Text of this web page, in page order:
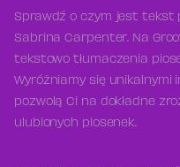
Sprawdź o czym jest tekst
Sabrina Carpenter. Na
tekstowo tłumaczenia
Wyróżniamy się
pozwolą Ci na dokładne
ulubionych piosenek.